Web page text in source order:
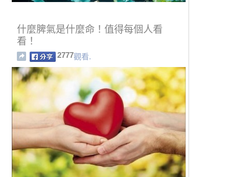
什麼脾氣是什麼命！值得每個人看
看！
2777觀看.